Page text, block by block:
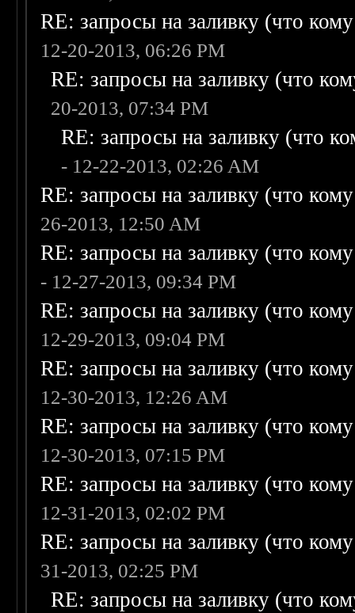
RE: запросы на заливку (что
12-20-2013, 06:26 PM
RE: запросы на заливку (что
20-2013, 07:34 PM
RE: запросы на заливку (что
- 12-22-2013, 02:26 AM
RE: запросы на заливку (что
26-2013, 12:50 AM
RE: запросы на заливку (что
- 12-27-2013, 09:34 PM
RE: запросы на заливку (что
12-29-2013, 09:04 PM
RE: запросы на заливку (что
12-30-2013, 12:26 AM
RE: запросы на заливку (что
12-30-2013, 07:15 PM
RE: запросы на заливку (что
12-31-2013, 02:02 PM
RE: запросы на заливку (что
31-2013, 02:25 PM
RE: запросы на заливку (что